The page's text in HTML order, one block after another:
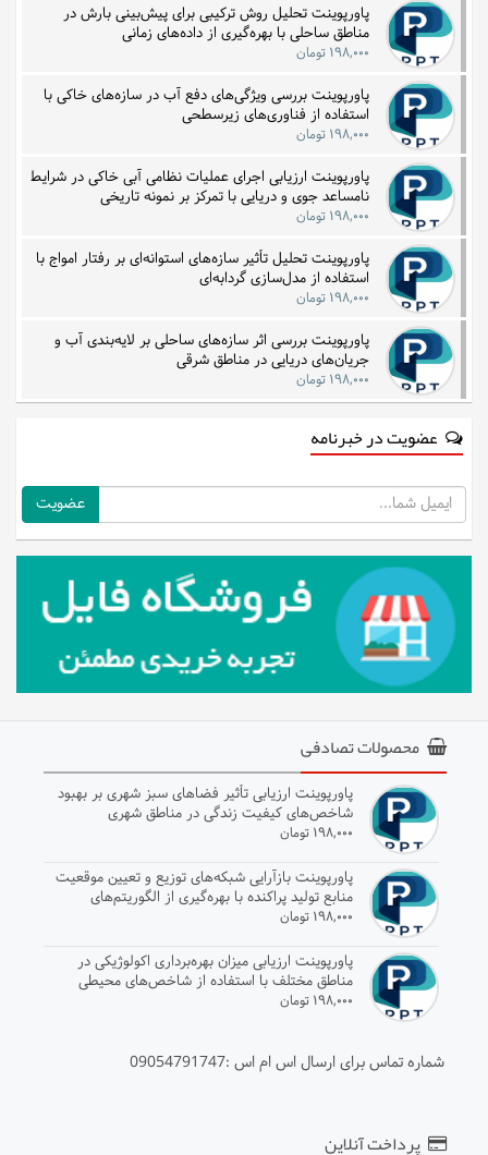
پاورپوینت تحلیل روش ترکیبی برای پیش‌بینی بارش در
مناطق ساحلی با بهره‌گیری از داده‌های زمانی
۱۹۸,۰۰۰ تومان
پاورپوینت بررسی ویژگی‌های دفع آب در سازه‌های خاکی با
استفاده از فناوری‌های زیرسطحی
۱۹۸,۰۰۰ تومان
پاورپوینت ارزیابی اجرای عملیات نظامی آبی خاکی در شرایط
نامساعد جوی و دریایی با تمرکز بر نمونه تاریخی
۱۹۸,۰۰۰ تومان
پاورپوینت تحلیل تأثیر سازه‌های استوانه‌ای بر رفتار امواج با
استفاده از مدل‌سازی گردابه‌ای
۱۹۸,۰۰۰ تومان
پاورپوینت بررسی اثر سازه‌های ساحلی بر لایه‌بندی آب و
جریان‌های دریایی در مناطق شرقی
۱۹۸,۰۰۰ تومان
عضویت در خبرنامه
ایمیل
محصولات تصادفی
پاورپوینت ارزیابی تأثیر فضاهای سبز شهری بر بهبود
شاخص‌های کیفیت زندگی در مناطق شهری
۱۹۸,۰۰۰ تومان
پاورپوینت بازآرایی شبکه‌های توزیع و تعیین موقعیت
منابع تولید پراکنده با بهره‌گیری از الگوریتم‌های
پیشرفته
۱۹۸,۰۰۰ تومان
پاورپوینت ارزیابی میزان بهره‌برداری اکولوژیکی در
مناطق مختلف با استفاده از شاخص‌های محیطی
۱۹۸,۰۰۰ تومان
شماره تماس برای ارسال اس ام اس :09054791747
پرداخت آنلاین